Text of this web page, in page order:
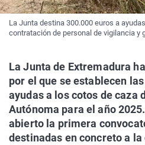
La Junta destina 300.000 euros a
contratación de personal de vigilancia y
La Junta de Extremadura
por el que se establecen
ayudas a los cotos de caza
Autónoma para el año
abierto la primera
destinadas en concreto a